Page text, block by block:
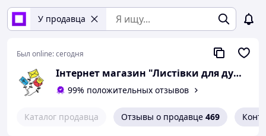
У продавца
Был online:сегодня
Інтернет магазин "Листівки для душі"
99% положительных отзывов
Каталог продавца Отзывы о продавце 469